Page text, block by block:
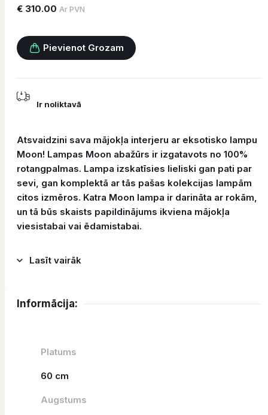
€ 310.00 Ar PVN
Pievienot Grozam
Ir noliktavā
Atsvaidzini sava mājokļa interjeru ar eksotisko lampu
Moon! Lampas Moon abažūrs ir izgatavots no 100%
rotangpalmas. Lampa izskatīsies lieliski gan pati par
sevi, gan komplektā ar tās pašas kolekcijas lampām
citos izmēros. Katra Moon lampa ir darināta ar rokām,
un tā būs skaists papildinājums ikviena mājokļa
viesistabai vai ēdamistabai.
Lasīt vairāk
Informācija:
Platums
60 cm
Augstums